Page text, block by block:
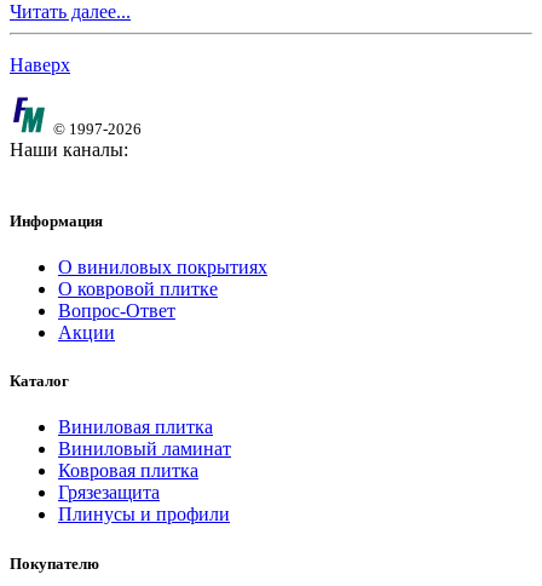
Читать далее...
Наверх
© 1997-2026
Наши каналы:
Информация
О виниловых покрытиях
О ковровой плитке
Вопрос-Ответ
Акции
Каталог
Виниловая плитка
Виниловый ламинат
Ковровая плитка
Грязезащита
Плинусы и профили
Покупателю